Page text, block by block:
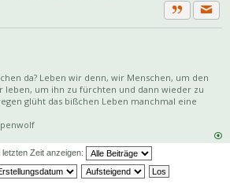
Zitat
da? Leben wir denn, wir Menschen, um den
leben, um ihn zu fürchten und dann wieder zu
glüht das bißchen Leben manchmal eine
letzten Zeit anzeigen: